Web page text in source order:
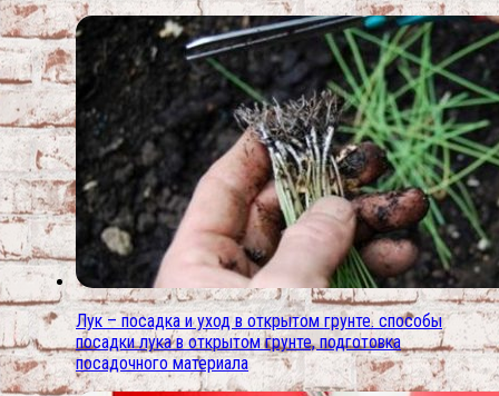
Лук – посадка и уход в открытом грунте. способы
посадки лука в открытом грунте, подготовка
посадочного материала